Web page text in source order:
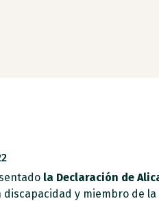
la Declaración de
y miembro de